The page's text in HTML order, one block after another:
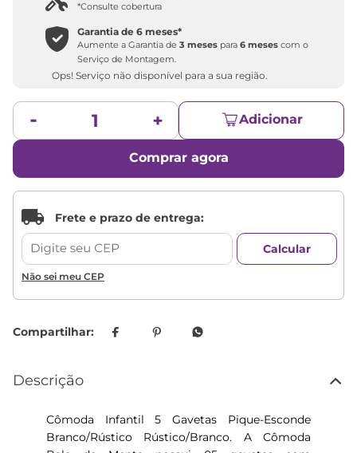
*Consulte cobertura
Garantia de6 meses*
Aumente a Garantia de3 meses para6 meses com o
Serviço de Montagem.
Ops! Serviço não disponível para a sua região.
Adicionar
Comprar agora
Não sei meu CEP
Descrição
Cômoda Infantil 5 Gavetas Pique-Esconde
Branco/Rústico Rústico/Branco. A Cômoda